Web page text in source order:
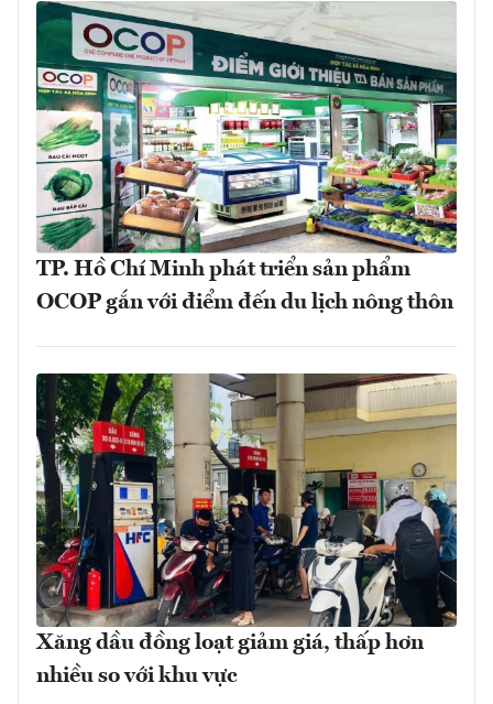
TP. Hồ Chí Minh phát triển sản phẩm
OCOP gắn với điểm đến du lịch nông thôn
Xăng dầu đồng loạt giảm giá, thấp hơn
nhiều so với khu vực